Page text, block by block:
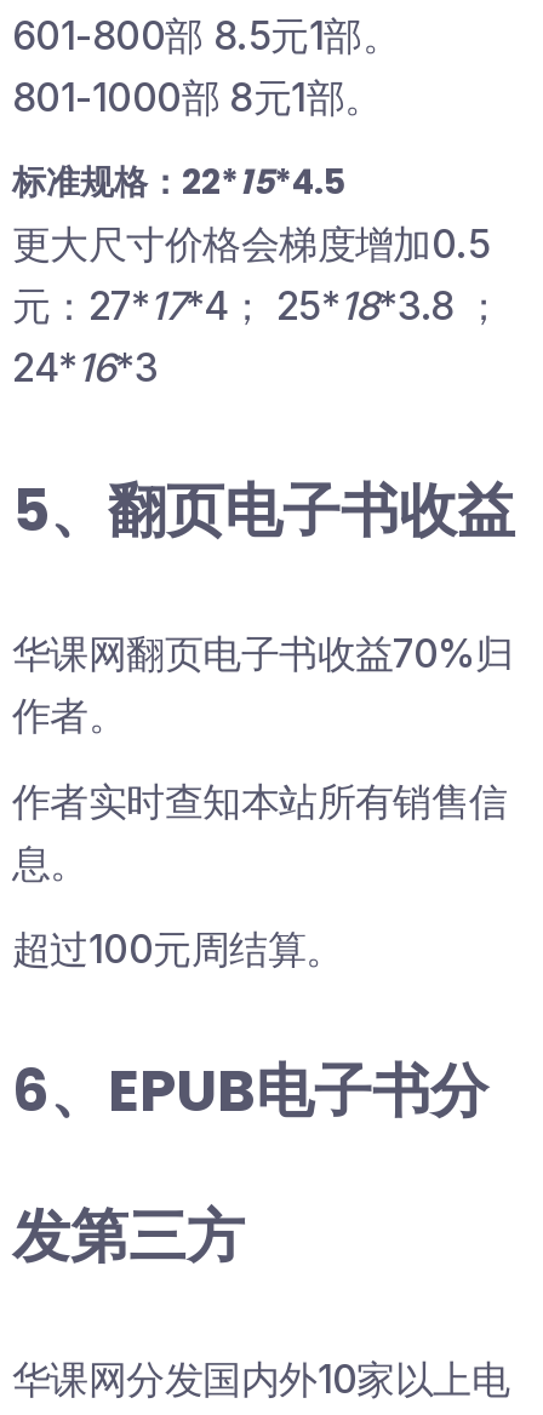
601-800部 8.5元1部。
801-1000部 8元1部。
标准规格：22*15*4.5
更大尺寸价格会梯度增加0.5
元：27*17*4； 25*18*3.8 ；
24*16*3
5、翻页电子书收益
华课网翻页电子书收益70%归
作者。
作者实时查知本站所有销售信
息。
超过100元周结算。
6、EPUB电子书分
发第三方
华课网分发国内外10家以上电